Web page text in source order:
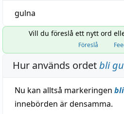
gulna
Vill du föreslå ett nytt ord
Föreslå
Hur används ordetbli
Nu kan alltså markeringen
innebörden är densamma.